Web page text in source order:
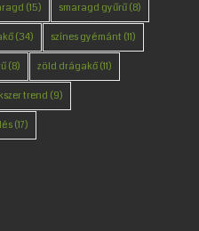
(15) smaragd gyűrű(8)
(34) színes gyémánt (11)
(8) zöld drágakő(11)
trend (9)
(17)